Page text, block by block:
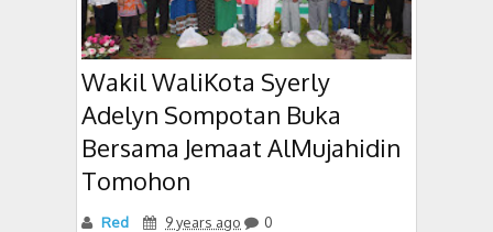
Wakil WaliKota Syerly
Adelyn Sompotan Buka
Bersama Jemaat AlMujahidin
Tomohon
Red 9 years ago 0